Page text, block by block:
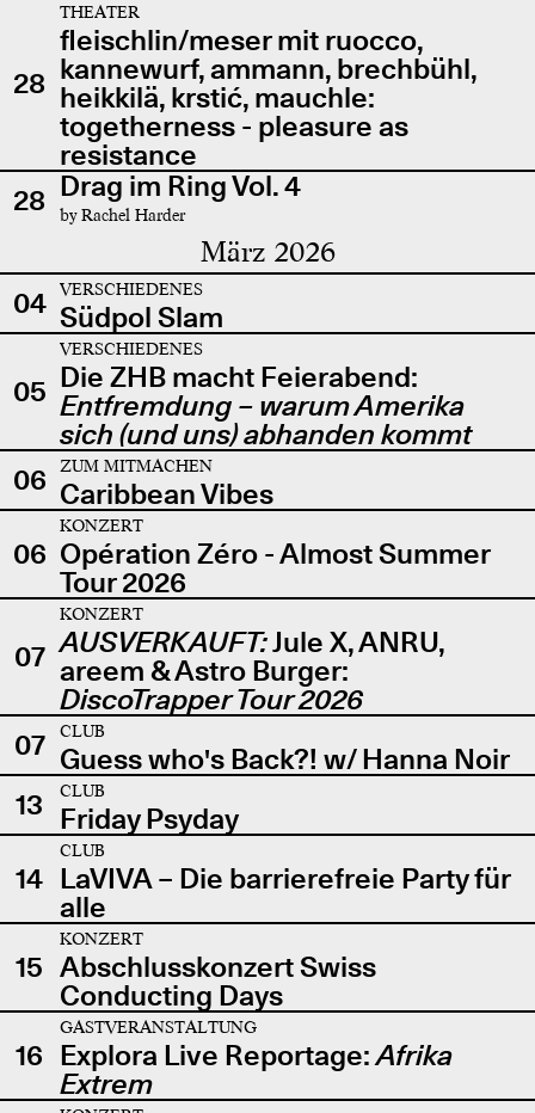
28
THEATER
fleischlin/meser mit ruocco,
kannewurf, ammann, brechbühl,
heikkilä, krstić, mauchle:
togetherness - pleasure as
resistance
28 Drag im Ring Vol. 4
by Rachel Harder
März 2026
04 VERSCHIEDENES
Südpol Slam
05
VERSCHIEDENES
Die ZHB macht Feierabend:
Entfremdung – warum Amerika
sich (und uns) abhanden kommt
06
ZUM MITMACHEN
Caribbean Vibes
06
KONZERT
Opération Zéro - Almost Summer
Tour 2026
07
KONZERT
AUSVERKAUFT:Jule X, ANRU,
areem & Astro Burger:
DiscoTrapper Tour 2026
07
CLUB
Guess who's Back?! w/ Hanna Noir
13
CLUB
Friday Psyday
14
CLUB
LaVIVA – Die barrierefreie Party für
alle
15
KONZERT
Abschlusskonzert Swiss
Conducting Days
16
GASTVERANSTALTUNG
Explora Live Reportage:Afrika
Extrem